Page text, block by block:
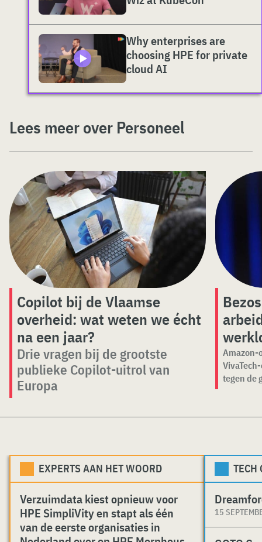
Why enterprises are
choosing HPE for private
cloud AI
Lees meer over Personeel
Copilot bij de Vlaamse
overheid: wat weten we écht
na een jaar?
Drie vragen bij de grootste
publieke Copilot-uitrol van
Europa
Amazon-
tegen de
EXPERTS AAN HET WOORD
Verzuimdata kiest opnieuw voor
HPE SimpliVity en stapt als één
van de eerste organisaties in
TECH
15